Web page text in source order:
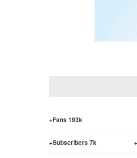
Fans 193k+
Subscribers 7k+